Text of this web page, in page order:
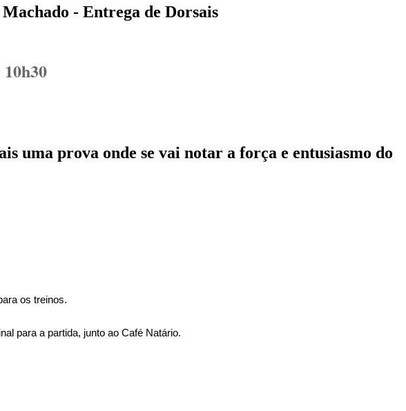
- Entrega de Dorsais
uma prova onde se vai notar a força e entusiasmo do
os treinos.
para a partida, junto ao Café Natário.